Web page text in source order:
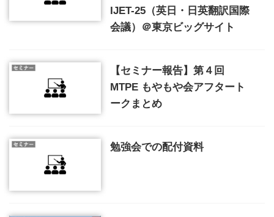
IJET-25（英日・日英翻訳国際
会議）＠東京ビッグサイト
【セミナー報告】第４回
MTPE もやもや会アフタート
ークまとめ
勉強会での配付資料